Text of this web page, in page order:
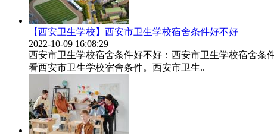
【西安卫生学校】西安市卫生学校宿舍条件好不好
2022-10-09 16:08:29
西安市卫生学校宿舍条件好不好：西安市卫生学校宿舍
看西安市卫生学校宿舍条件。西安市卫生..